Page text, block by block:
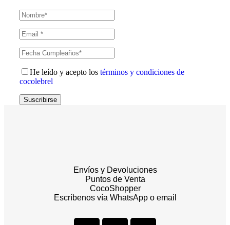
He leído y acepto los términos y condiciones de
cocolebrel
Suscribirse
Envíos y Devoluciones
Puntos de Venta
CocoShopper
Escríbenos vía WhatsApp o email